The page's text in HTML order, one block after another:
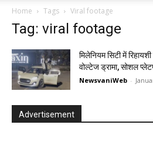
Home Tags Viral footage
Tag: viral footage
मिलेनियम सिटी में
वोल्टेज ड्रामा, सोशल
NewsvaniWeb -
Advertisement